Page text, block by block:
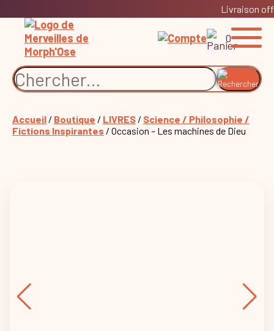
Livraison
0
Accueil / Boutique / LIVRES / Science / Philosophie /
Fictions Inspirantes / Occasion – Les machines de Dieu